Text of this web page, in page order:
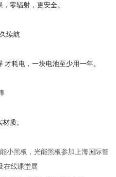
零辐射，更安全。
续航
才耗电，一块电池至少用一年。
质。
小黑板，光能黑板参加上海国际智
在线课堂展